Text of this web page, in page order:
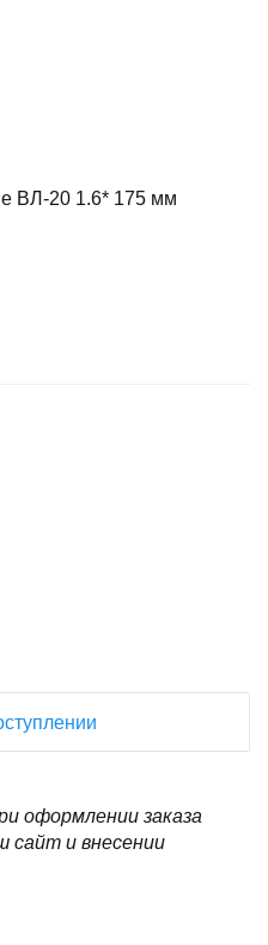
ВЛ-20 1.6* 175 мм
оформлении заказа
сайт и внесении